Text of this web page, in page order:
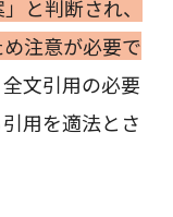
と判断され、
注意が必要で
文引用の必要
用を適法とさ